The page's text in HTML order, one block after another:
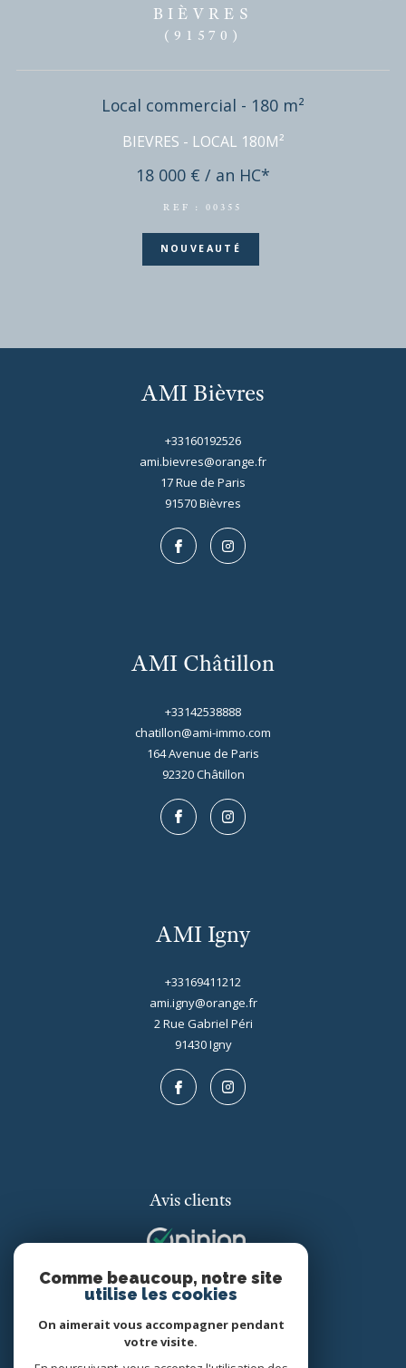
BIÈVRES
Local commercial - 180 m²
BIEVRES - LOCAL 180M²
AMI Bièvres
+33160192526
ami.bievres@orange.fr
17 Rue de Paris
91570
bièvres
AMI Châtillon
+33142538888
chatillon@ami-immo.com
164 Avenue de Paris
92320 châtillon
AMI Igny
+33169411212
ami.igny@orange.fr
2 Rue Gabriel Péri
91430 igny
Avis clients
Adhérents
Comme beaucoup, notre site
utilise les cookies
On aimerait vous accompagner pendant
votre visite.